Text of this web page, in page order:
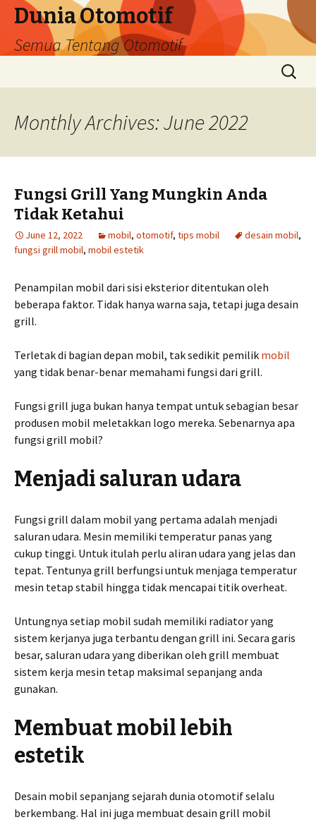
Dunia Otomotif
Semua Tentang Otomotif
Search
for:
Monthly Archives: June 2022
Fungsi Grill Yang Mungkin Anda
Tidak Ketahui
June 12, 2022 mobil, otomotif, tips mobil desain mobil,
fungsi grill mobil, mobil estetik
Penampilan mobil dari sisi eksterior ditentukan oleh
beberapa faktor. Tidak hanya warna saja, tetapi juga desain
grill.
Terletak di bagian depan mobil, tak sedikit pemilik mobil
yang tidak benar-benar memahami fungsi dari grill.
Fungsi grill juga bukan hanya tempat untuk sebagian besar
produsen mobil meletakkan logo mereka. Sebenarnya apa
fungsi grill mobil?
Menjadi saluran udara
Fungsi grill dalam mobil yang pertama adalah menjadi
saluran udara. Mesin memiliki temperatur panas yang
cukup tinggi. Untuk itulah perlu aliran udara yang jelas dan
tepat. Tentunya grill berfungsi untuk menjaga temperatur
mesin tetap stabil hingga tidak mencapai titik overheat.
Untungnya setiap mobil sudah memiliki radiator yang
sistem kerjanya juga terbantu dengan grill ini. Secara garis
besar, saluran udara yang diberikan oleh grill membuat
sistem kerja mesin tetap maksimal sepanjang anda
gunakan.
Membuat mobil lebih
estetik
Desain mobil sepanjang sejarah dunia otomotif selalu
berkembang. Hal ini juga membuat desain grill mobil